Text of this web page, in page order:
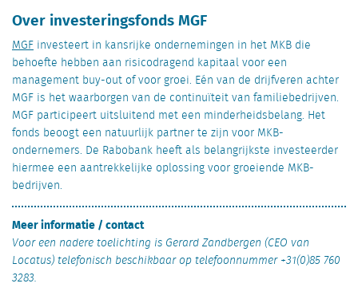
Over investeringsfonds MGF
MGF investeert in kansrijke ondernemingen in het MKB die
behoefte hebben aan risicodragend kapitaal voor een
management buy-out of voor groei. Eén van de drijfveren achter
MGF is het waarborgen van de continuïteit van familiebedrijven.
MGF participeert uitsluitend met een minderheidsbelang. Het
fonds beoogt een natuurlijk partner te zijn voor MKB-
ondernemers. De Rabobank heeft als belangrijkste investeerder
hiermee een aantrekkelijke oplossing voor groeiende MKB-
bedrijven.
Meer informatie / contact
Voor een nadere toelichting is Gerard Zandbergen (CEO van
Locatus) telefonisch beschikbaar optelefoonnummer +31(0)85 760
3283.